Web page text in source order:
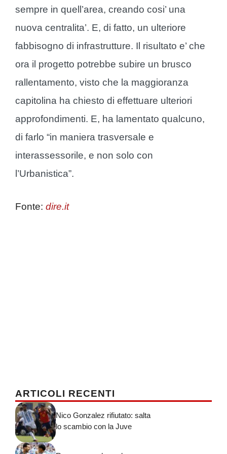
sempre in quell’area, creando cosi’ una
nuova centralita’. E, di fatto, un ulteriore
fabbisogno di infrastrutture. Il risultato e’ che
ora il progetto potrebbe subire un brusco
rallentamento, visto che la maggioranza
capitolina ha chiesto di effettuare ulteriori
approfondimenti. E, ha lamentato qualcuno,
di farlo “in maniera trasversale e
interassessorile, e non solo con
l’Urbanistica”.
Fonte: dire.it
ARTICOLI RECENTI
Nico Gonzalez rifiutato: salta
lo scambio con la Juve